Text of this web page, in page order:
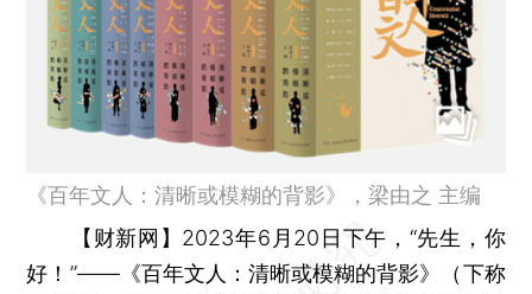
《百年文人：清晰或模糊的背影》，梁由之 主编
【财新网】 2023年6月20日下午，“先生，你
好！”——《百年文人：清晰或模糊的背影》（下称